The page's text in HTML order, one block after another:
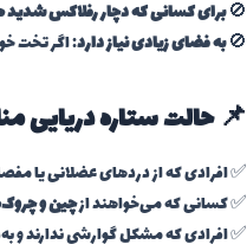
🚫برای کسانی که دچار رفلاکس
🚫به فضای زیادی نیاز دارد: اگر تخت
📌 حالت ستاره
✅ افرادی که از دردهای عضلانی یا
✅ کسانی که می‌خواهند ازچین و
✅ افرادی که مشکل گوارشی ندارند و